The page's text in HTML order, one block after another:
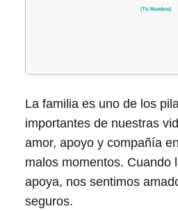
La familia es uno de los
importantes de nuestras
amor, apoyo y compañía
malos momentos. Cuando
apoya, nos sentimos
seguros.